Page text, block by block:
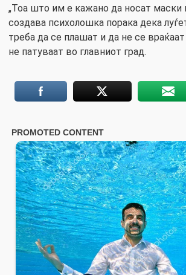
„Тоа што им е кажано да носат маски
создава психолошка порака дека
треба да се плашат и да не се
не патуваат во главниот град.